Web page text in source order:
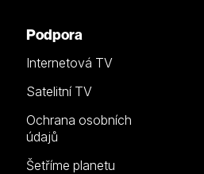
Podpora
Internetová TV
Satelitní TV
Ochrana osobních
údajů
Šetříme planetu